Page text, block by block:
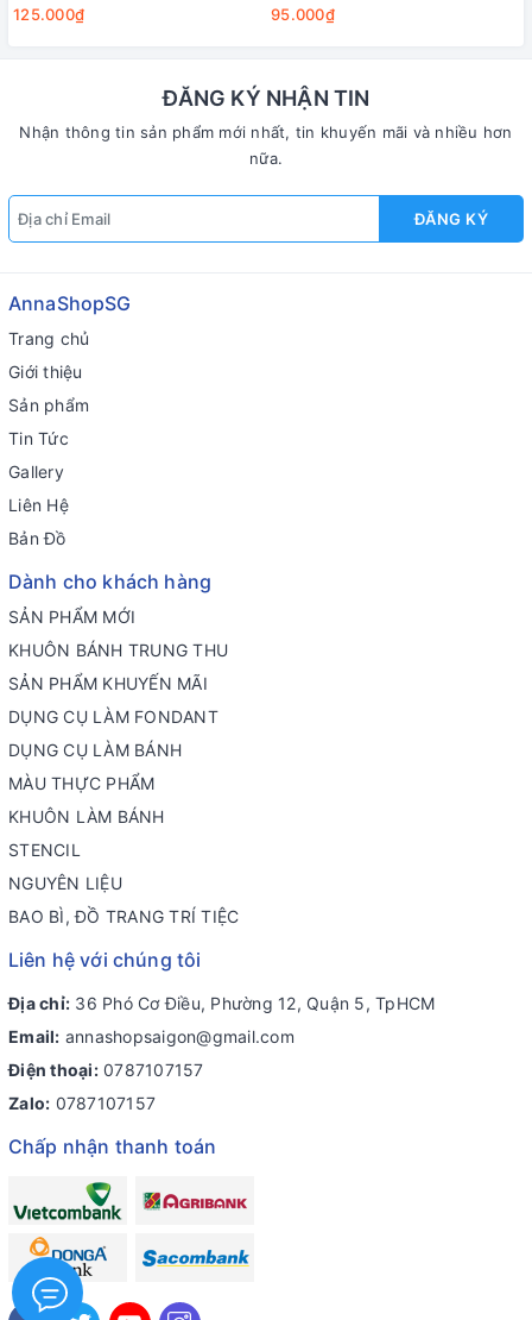
125.000₫
95.000₫
ĐĂNG KÝ NHẬN TIN
Nhận thông tin sản phẩm mới nhất, tin khuyến mãi và nhiều hơn
nữa.
ĐĂNG KÝ
AnnaShopSG
Trang chủ
Giới thiệu
Sản phẩm
Tin Tức
Gallery
Liên Hệ
Bản Đồ
Dành cho khách hàng
SẢN PHẨM MỚI
KHUÔN BÁNH TRUNG THU
SẢN PHẨM KHUYẾN MÃI
DỤNG CỤ LÀM FONDANT
DỤNG CỤ LÀM BÁNH
MÀU THỰC PHẨM
KHUÔN LÀM BÁNH
STENCIL
NGUYÊN LIỆU
BAO BÌ, ĐỒ TRANG TRÍ TIỆC
Liên hệ với chúng tôi
Địa chỉ: 36 Phó Cơ Điều, Phường 12, Quận 5, TpHCM
Email: annashopsaigon@gmail.com
Điện thoại: 0787107157
Zalo: 0787107157
Chấp nhận thanh toán